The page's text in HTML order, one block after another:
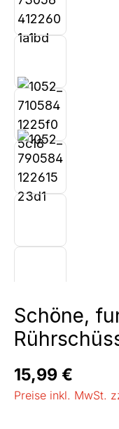
Schöne,
Regulärer Preis:
15,99 €
Preise inkl. MwSt.